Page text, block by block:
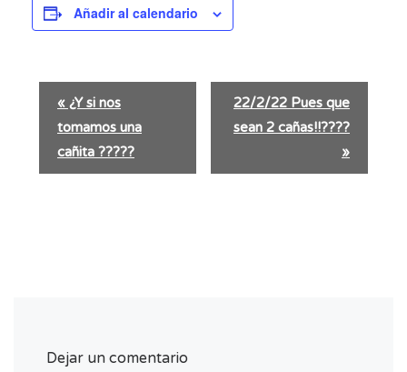
Añadir al calendario
N
g
« ¿Y si nos
tomamos una
cañita ?????
22/2/22 Pues que
sean 2 cañas!!????
»
Dejar un comentario